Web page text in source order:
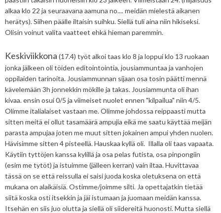
alkaa klo 22 ja seuraavana aamuna no.... meidän mielestä aikanen
herätys). Siihen päälle iltaisin suihku. Siellä tuli aina niin hikiseksi.
Olisin voinut valita vaatteet ehkä hieman paremmin.
Keskiviikkona (17.4) työt alkoi taas klo 8 ja loppui klo 13 ruokaan
jonka jälkeen oli töiden editointointia, jousiammuntaa ja vanhojen
oppilaiden tarinoita. Jousiammunnan sijaan osa tosin päätti mennä
kävelemään 3h jonnekkin mökille ja takas. Jousiammunta oli ihan
kivaa. ensin osui 0/5 ja viimeiset nuolet ennen "kilpailua" niin 4/5.
Olimme italialaiset vastaan me. Olimme johdossa reippaasti mutta
sitten meitä ei ollut tasamäärä ampujia eikä me saatu käyttää meijän
parasta ampujaa joten me muut sitten jokainen ampui yhden nuolen.
Hävisimme sitten 4 pisteellä. Hauskaa kyllä oli. Illalla oli taas vapaata.
Käytiin tyttöjen kanssa kylillä ja osa pelas futista, osa pinpongiin
(esim me tytöt) ja istuimme (jälleen kerran) vain iltaa. Huvittavaa
tässä on se että reissulla ei saisi juoda koska oletuksena on että
mukana on alaikäisiä. Ostimme/joimme silti. Ja opettajatkin tietää
siitä koska osti itsekkin ja jäi istumaan ja juomaan meidän kanssa.
Itsehän en siis juo olutta ja siellä oli siidereitä huonosti. Mutta siellä